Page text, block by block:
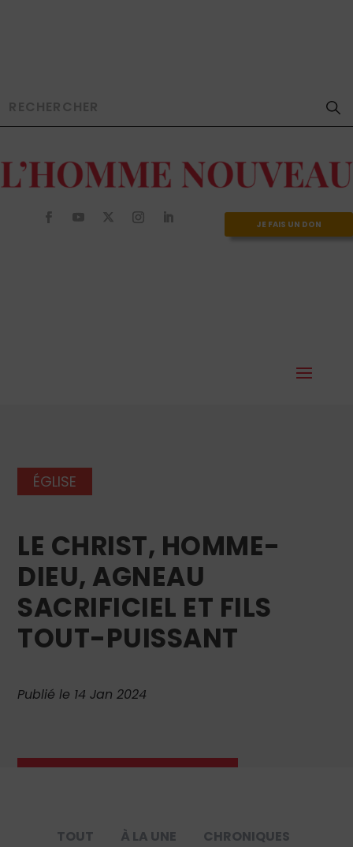
JE FAIS UN DON
ÉGLISE
LE CHRIST, HOMME-
DIEU, AGNEAU
SACRIFICIEL ET FILS
TOUT-PUISSANT
Publié le 14 Jan 2024
TOUT À LA UNE
CHRONIQUES